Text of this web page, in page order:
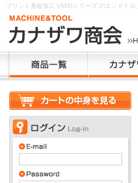
プリント基板加工 UM35シリーズ のエンドミ